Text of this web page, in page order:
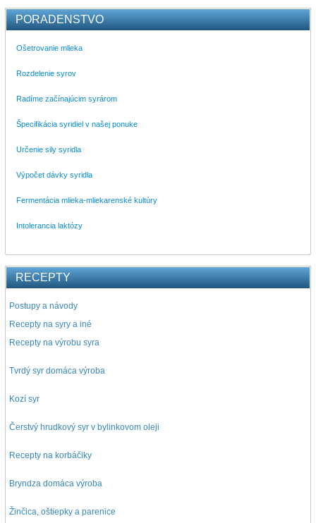
PORADENSTVO
Ošetrovanie mlieka
Rozdelenie syrov
Radíme začínajúcim syrárom
Špecifikácia syridiel v našej ponuke
Určenie sily syridla
Výpočet dávky syridla
Fermentácia mlieka-mliekarenské kultúry
Intolerancia laktózy
RECEPTY
Postupy a návody
Recepty na syry a iné
Recepty na výrobu syra
Tvrdý syr domáca výroba
Kozí syr
Čerstvý hrudkový syr v bylinkovom oleji
Recepty na korbáčiky
Bryndza domáca výroba
Žinčica, oštiepky a parenice